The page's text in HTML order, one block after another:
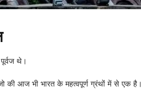
थे।
की आज भी भारत के महत्वपूर्ण ग्रंथों में से एक है।